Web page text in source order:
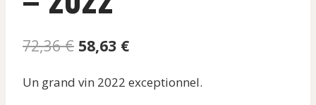
72,36€ Le
initial
58,63 €Le
actuel
Un grand vin 2022 exceptionnel.